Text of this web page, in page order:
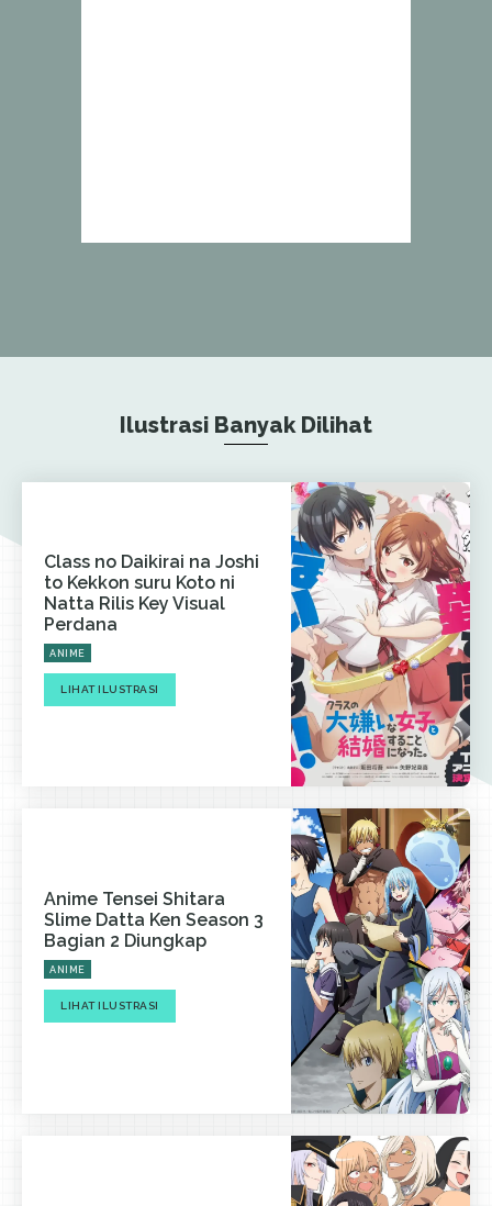
Ilustrasi Banyak Dilihat
Class no Daikirai na Joshi
to Kekkon suru Koto ni
Natta Rilis Key Visual
Perdana
ANIME
LIHAT ILUSTRASI
Anime Tensei Shitara
Slime Datta Ken Season 3
Bagian 2 Diungkap
ANIME
LIHAT ILUSTRASI